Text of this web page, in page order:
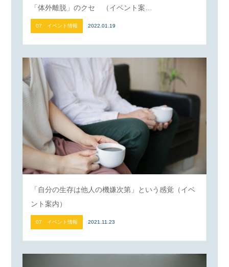
「体外離脱」のクセ （イベント案…
07 イベント情報 2022.01.19
「自分の生存は他人の機嫌次第」という感覚（イベ
ント案内）
07 イベント情報 2021.11.23